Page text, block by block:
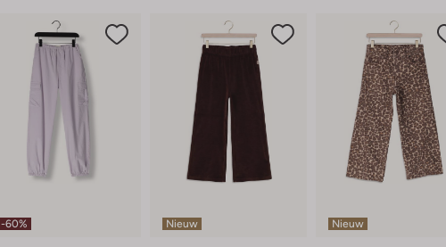
-60% Nieuw Nieuw